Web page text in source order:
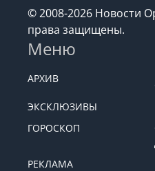
© 2008-2026 Новости
права защищены.
Меню
АРХИВ
ЭКСКЛЮЗИВЫ
ГОРОСКОП
РЕКЛАМА